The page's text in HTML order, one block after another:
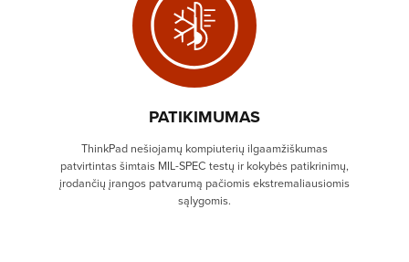
PATIKIMUMAS
ThinkPad nešiojamų kompiuterių ilgaamžiškumas
patvirtintas šimtais MIL-SPEC testų ir kokybės patikrinimų,
įrodančių įrangos patvarumą pačiomis ekstremaliausiomis
sąlygomis.